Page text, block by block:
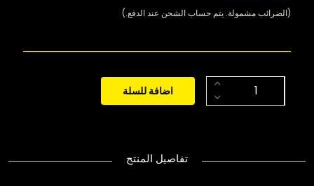
(الضرائب مشمولة. يتم حساب الشحن عند الدفع.)
اضافة للسلة
تفاصيل المنتج